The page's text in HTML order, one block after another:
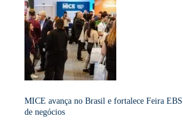
MICE avança no Brasil e fortalece Feira
de negócios